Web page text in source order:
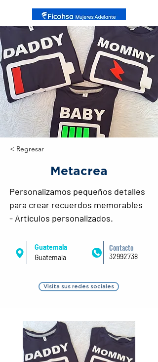
< Regresar
Metacrea
Personalizamos pequeños detalles
para crear recuerdos memorables
- Articulos personalizados.
Guatemala
Guatemala
32992738
Contacto
Visita sus redes sociales